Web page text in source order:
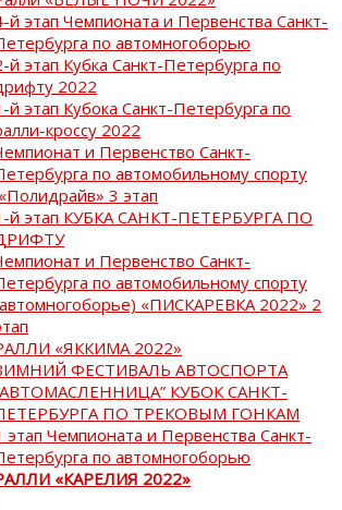
й этап Чемпионата и Первенства Санкт-
по автомногоборью
й этап Кубка Санкт-Петербурга по
2022
й этап Кубока Санкт-Петербурга по
кроссу 2022
и Первенство Санкт-
по автомобильному спорту
«Полидрайв» 3 этап
й этап КУБКА САНКТ-ПЕТЕРБУРГА ПО
и Первенство Санкт-
по автомобильному спорту
«ПИСКАРЕВКА 2022» 2
«ЯККИМА 2022»
ФЕСТИВАЛЬ АВТОСПОРТА
КУБОК САНКТ-
ПО ТРЕКОВЫМ ГОНКАМ
этап Чемпионата и Первенства Санкт-
по автомногоборью
«КАРЕЛИЯ 2022»